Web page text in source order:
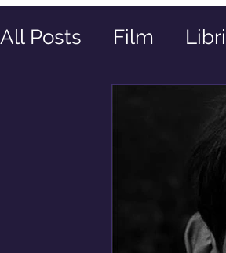
All Posts Film Libri